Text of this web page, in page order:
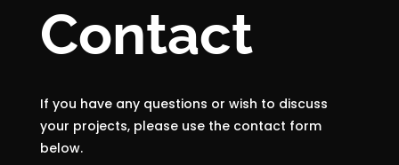
Contact
If you have any questions or wish to discuss
your projects, please use the contact form
below.